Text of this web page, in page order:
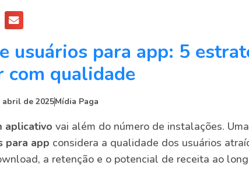
usuários para app: 5
com qualidade
abril de 2025Mídia Paga
aplicativo vai além do número de instalações.
para app considera a qualidade dos usuários
a retenção e o potencial de receita ao